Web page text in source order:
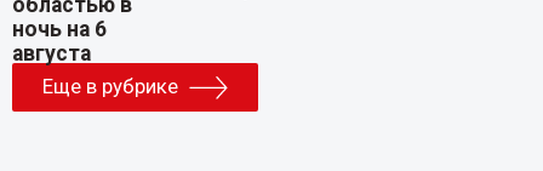
Еще в рубрике